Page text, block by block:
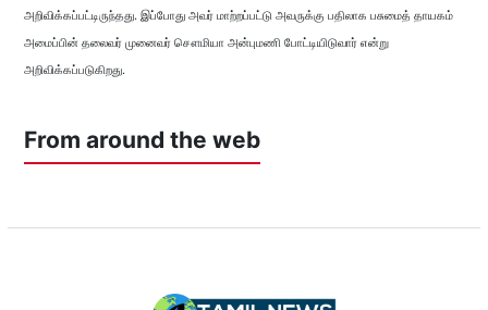
அறிவிக்கப்பட்டிருந்தது. இப்போது அவர் மாற்றப்பட்டு அவருக்கு பதிலாக பசுமைத் தாயகம்
அமைப்பின் தலைவர் முனைவர் சௌமியா அன்புமணி போட்டியிடுவார் என்று
அறிவிக்கப்படுகிறது.
From around the web